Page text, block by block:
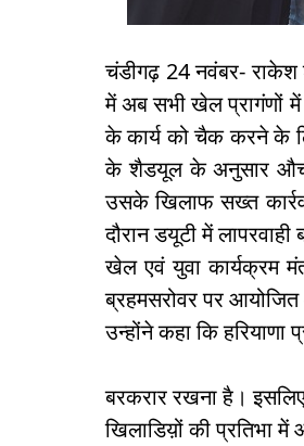
चंडीगढ़ 24 नवंबर- राकेश
में अब सभी खेल प्रागंणों में
के कार्य को चैक करने के
के शैडयूल के अनुसार औचक
उसके खिलाफ सख्त
दौरान डयूटी में
खेल एवं युवा कार्यक्रम
ब्रहमसरोवर पर
उन्होंने कहा कि
बरकरार रखना है।
खिलाडिय़ों की प्रतिभा